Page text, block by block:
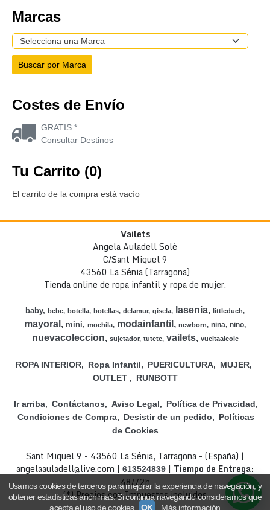
Marcas
Costes de Envío
GRATIS *
Consultar Destinos
Tu Carrito (0)
El carrito de la compra está vacío
Vailets
Angela Auladell Solé
C/Sant Miquel 9
43560 La Sénia (Tarragona)
Tienda online de ropa infantil y ropa de mujer.
baby bebe botella botellas delamur gisela lasenia littleduch
mayoral mini mochila modainfantil newborn nina nino
nuevacoleccion sujetador tutete vailets vueltaalcole
ROPA INTERIOR Ropa Infantil PUERICULTURA
MUJER
OUTLET
RUNBOTT
Ir arriba Contáctanos Aviso Legal
Política de Privacidad
Condiciones de Compra
Desistir de un pedido
Políticas
de Cookies
Sant Miquel 9 - 43560 La Sénia, Tarragona - (España) |
angelaauladell@live.com | 613524839 | Tiempo de Entrega:
48/72h
(*) Precios con Impuestos incluidos
Usamos cookies de terceros para mejorar la experiencia de navegación, y
obtener estadísticas anónimas. Si continúa navegando consideramos que
acepta el uso de cookies.
OK Más información